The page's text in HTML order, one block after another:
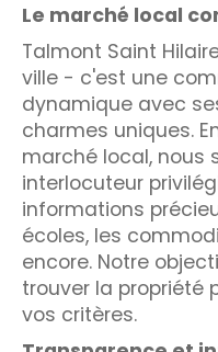
Le marché local
Talmont Saint
ville - c'est une
dynamique avec
charmes uniques.
marché local, nous
interlocuteur
informations
écoles, les
encore. Notre
trouver la propriété
vos critères.